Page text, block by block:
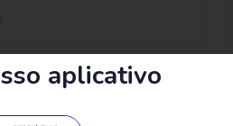
aplicativo